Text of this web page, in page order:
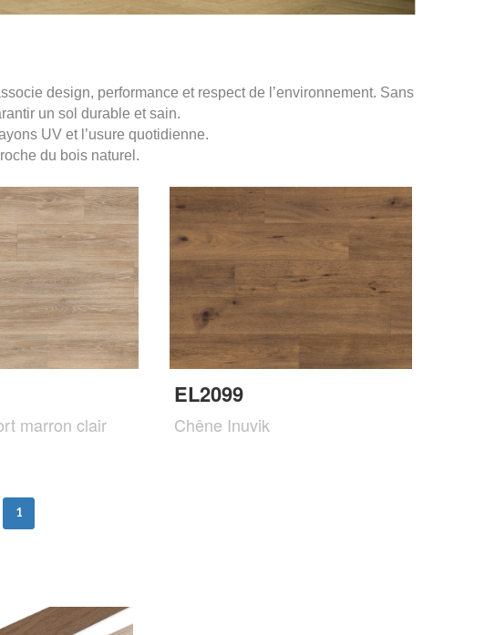
design, performance et respect de l’environnement. Sans
un sol durable et sain.
UV et l’usure quotidienne.
du bois naturel.
marron clair
EL2099
Chêne Inuvik
1